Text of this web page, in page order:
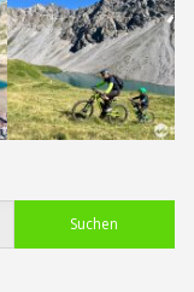
Suchen
nach: